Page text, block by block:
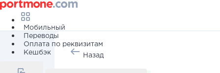
Мобильный
Переводы
Оплата по реквизитам
Кешбэк
Назад